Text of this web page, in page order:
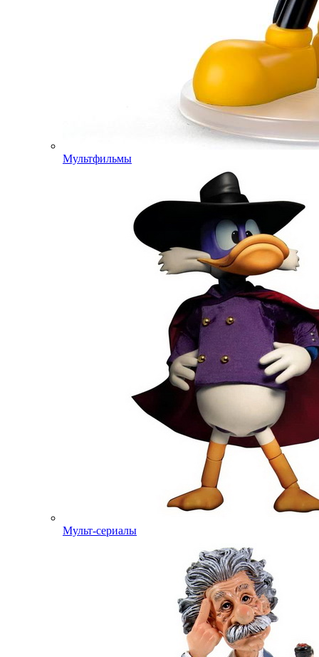
Мультфильмы
Мульт-сериалы